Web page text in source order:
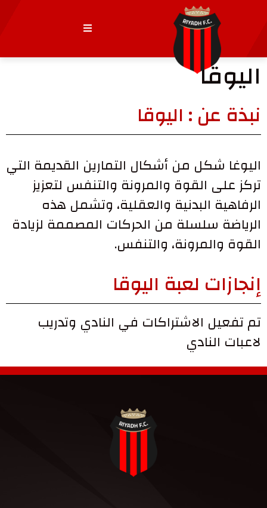
اليوقا
نبذة عن : اليوقا
اليوغا شكل من أشكال التمارين القديمة التي
تركز على القوة والمرونة والتنفس لتعزيز
الرفاهية البدنية والعقلية، وتشمل هذه
الرياضة سلسلة من الحركات المصممة لزيادة
القوة والمرونة، والتنفس.
إنجازات لعبة اليوقا
تم تفعيل الاشتراكات في النادي وتدريب
لاعبات النادي